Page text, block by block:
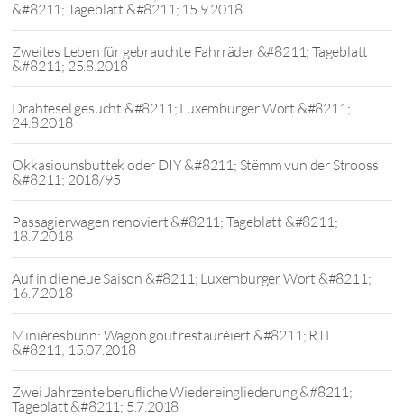
&#8211; Tageblatt &#8211; 15.9.2018
Zweites Leben für gebrauchte Fahrräder &#8211; Tageblatt
&#8211; 25.8.2018
Drahtesel gesucht &#8211; Luxemburger Wort &#8211;
24.8.2018
Okkasiounsbuttek oder DIY &#8211; Stëmm vun der Strooss
&#8211; 2018/95
Passagierwagen renoviert &#8211; Tageblatt &#8211;
18.7.2018
Auf in die neue Saison &#8211; Luxemburger Wort &#8211;
16.7.2018
Minièresbunn: Wagon gouf restauréiert &#8211; RTL
&#8211; 15.07.2018
Zwei Jahrzente berufliche Wiedereingliederung &#8211;
Tageblatt &#8211; 5.7.2018